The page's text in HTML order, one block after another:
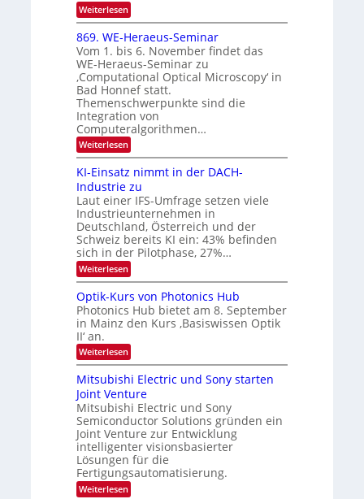
2
6
k
-
u
n
d
B
i
l
d
v
e
r
a
r
b
e
i
t
u
n
g
s
-
T
r
e
n
d
s
m
i
t
d
e
n
k
t
Weiterlesen:
E
x
o
s
e
n
s
m
e
l
d
e
t
s
t
a
r
k
e
s
W
a
c
h
s
t
u
m
m
e
r
s
t
e
n
H
a
l
b
j
a
869. WE-Heraeus-Seminar
Vom 1. bis 6. November findet das
WE-Heraeus-Seminar zu
‚Computational Optical Microscopy‘ in
Bad Honnef statt.
Themenschwerpunkte sind die
Integration von
Computeralgorithmen…
Weiterlesen:
8
9
.
W
E
-
H
e
r
a
e
u
s
-
S
m
i
a
r
KI-Einsatz nimmt in der DACH-
Industrie zu
Laut einer IFS-Umfrage setzen viele
Industrieunternehmen in
Deutschland, Österreich und der
Schweiz bereits KI ein: 43% befinden
sich in der Pilotphase, 27%…
Weiterlesen:
K
-
E
i
s
a
z
n
i
m
m
t
i
n
d
e
r
Optik-Kurs von Photonics Hub
Photonics Hub bietet am 8. September
in Mainz den Kurs ‚Basiswissen Optik
II‘ an.
Weiterlesen:
O
p
t
i
k
-
K
u
r
s
v
o
Mitsubishi Electric und Sony starten
Joint Venture
Mitsubishi Electric und Sony
Semiconductor Solutions gründen ein
Joint Venture zur Entwicklung
intelligenter visionsbasierter
Lösungen für die
Fertigungsautomatisierung.
Weiterlesen: